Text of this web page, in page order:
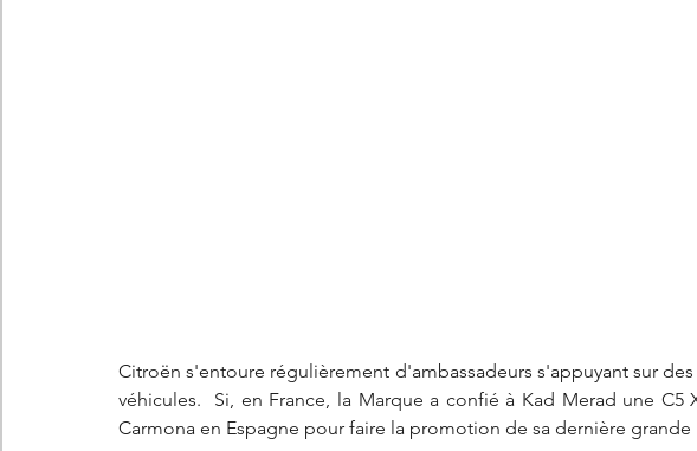
Citroën s'entoure régulièrement d'ambassadeurs s'appuyant sur
véhicules.  Si, en France, la Marque a confié à Kad Merad une
Carmona en Espagne pour faire la promotion de sa dernière grande